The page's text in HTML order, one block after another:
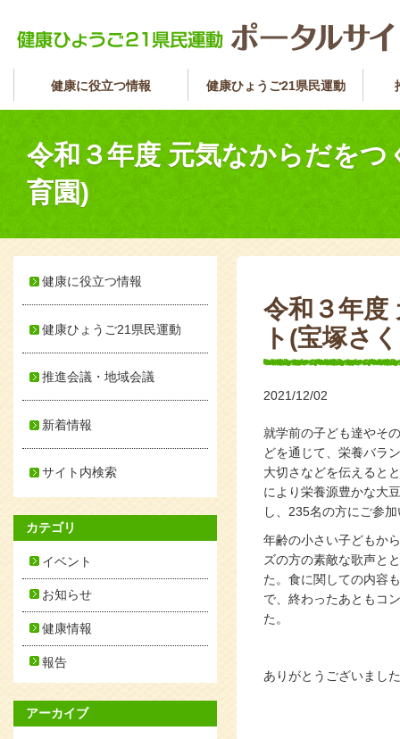
健康に役立つ情報 健康ひょうご21県民運動
令和３年度 元気なからだを
育園)
令和３年度
ト(宝塚さ
2021/12/02
就学前の子ども達やそ
どを通じて、栄養バラ
大切さなどを伝えると
により栄養源豊かな大
し、235名の方にご参
年齢の小さい子どもか
ズの方の素敵な歌声と
た。食に関しての内容
で、終わったあともコ
た。
ありがとうございまし
健康に役立つ情報
健康ひょうご21県民運動
推進会議・地域会議
新着情報
サイト内検索
カテゴリ
イベント
お知らせ
健康情報
報告
アーカイブ